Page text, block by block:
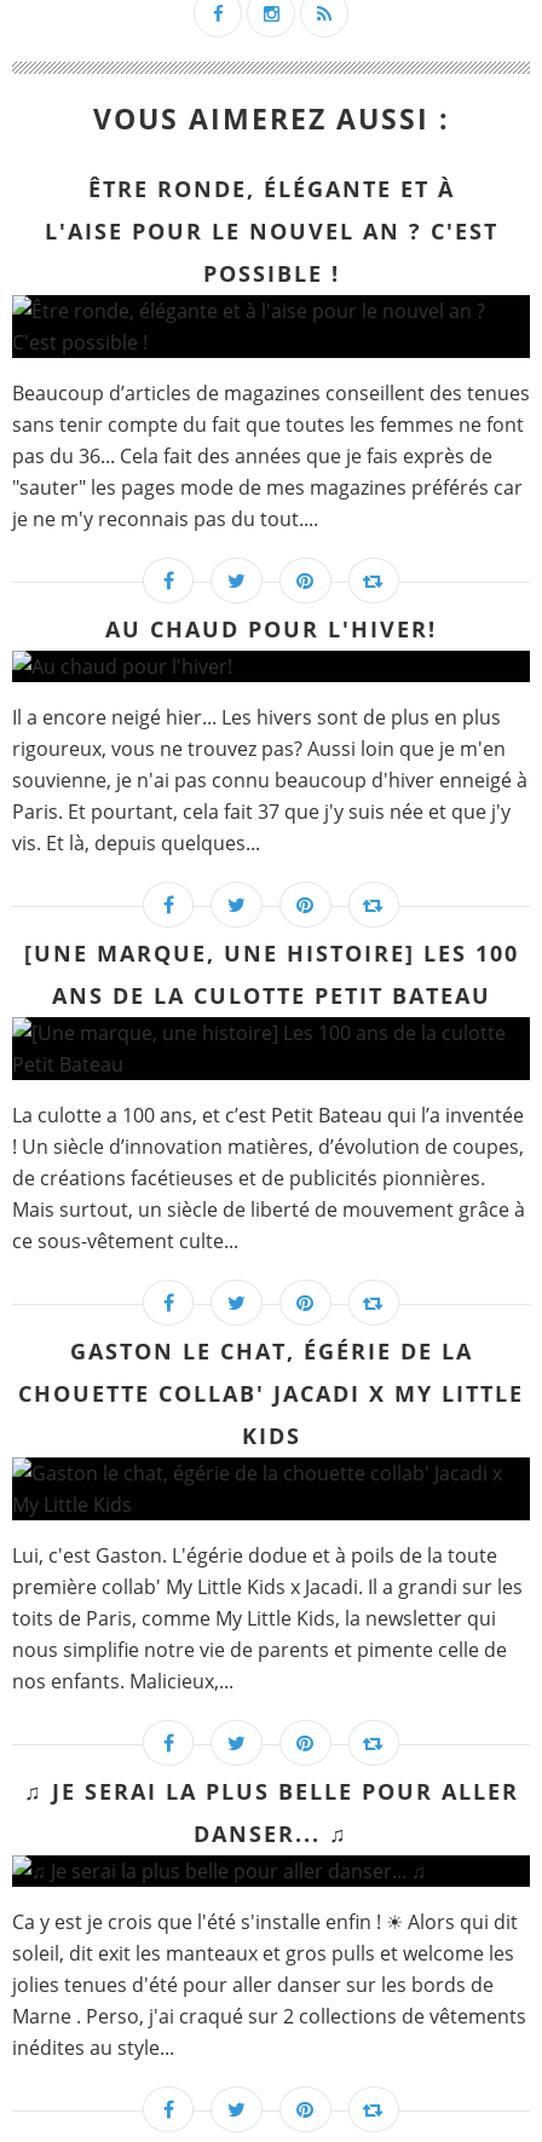
VOUS AIMEREZ AUSSI :
ÊTRE RONDE, ÉLÉGANTE ET À
L'AISE POUR LE NOUVEL AN ? C'EST
POSSIBLE !
Beaucoup d’articles de magazines conseillent des tenues
sans tenir compte du fait que toutes les femmes ne font
pas du 36... Cela fait des années que je fais exprès de
"sauter" les pages mode de mes magazines préférés car
je ne m'y reconnais pas du tout....
AU CHAUD POUR L'HIVER!
Il a encore neigé hier... Les hivers sont de plus en plus
rigoureux, vous ne trouvez pas? Aussi loin que je m'en
souvienne, je n'ai pas connu beaucoup d'hiver enneigé à
Paris. Et pourtant, cela fait 37 que j'y suis née et que j'y
vis. Et là, depuis quelques...
[UNE MARQUE, UNE HISTOIRE] LES 100
ANS DE LA CULOTTE PETIT BATEAU
La culotte a 100 ans, et c’est Petit Bateau qui l’a inventée
! Un siècle d’innovation matières, d’évolution de coupes,
de créations facétieuses et de publicités pionnières.
Mais surtout, un siècle de liberté de mouvement grâce à
ce sous-vêtement culte...
GASTON LE CHAT, ÉGÉRIE DE LA
CHOUETTE COLLAB' JACADI X MY LITTLE
KIDS
Lui, c'est Gaston. L'égérie dodue et à poils de la toute
première collab' My Little Kids x Jacadi. Il a grandi sur les
toits de Paris, comme My Little Kids, la newsletter qui
nous simplifie notre vie de parents et pimente celle de
nos enfants. Malicieux,...
♫ JE SERAI LA PLUS BELLE POUR ALLER
DANSER... ♫
Ca y est je crois que l'été s'installe enfin ! ☀ Alors qui dit
soleil, dit exit les manteaux et gros pulls et welcome les
jolies tenues d'été pour aller danser sur les bords de
Marne . Perso, j'ai craqué sur 2 collections de vêtements
inédites au style...